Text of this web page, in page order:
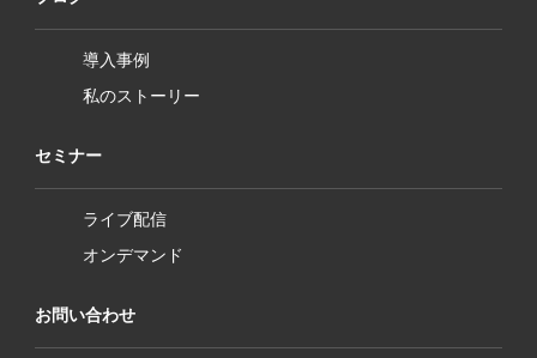
導入事例
私のストーリー
セミナー
ライブ配信
オンデマンド
お問い合わせ